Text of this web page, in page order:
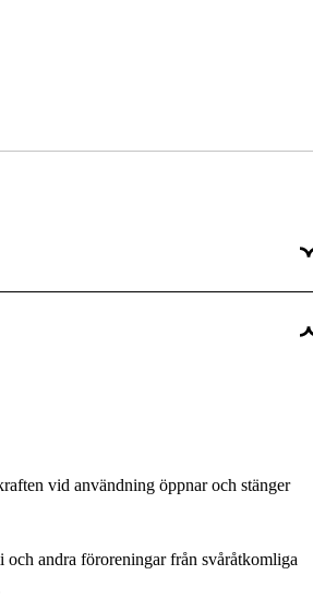
Cylindriskt
vid användning öppnar och stänger
andra föroreningar från svåråtkomliga